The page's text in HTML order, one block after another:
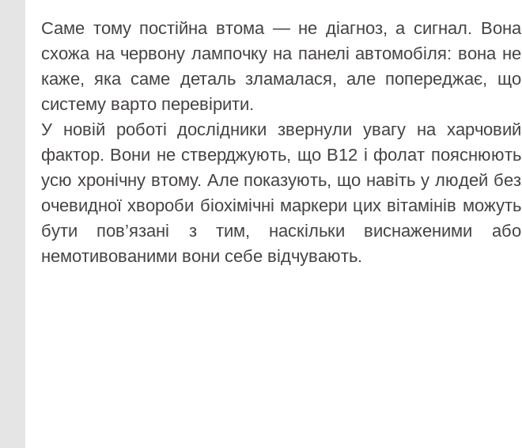
Саме тому постійна втома — не діагноз, а сигнал. Вона
схожа на червону лампочку на панелі автомобіля: вона не
каже, яка саме деталь зламалася, але попереджає, що
систему варто перевірити.
У новій роботі дослідники звернули увагу на харчовий
фактор. Вони не стверджують, що B12 і фолат пояснюють
усю хронічну втому. Але показують, що навіть у людей без
очевидної хвороби біохімічні маркери цих вітамінів можуть
бути пов’язані з тим, наскільки виснаженими або
немотивованими вони себе відчувають.